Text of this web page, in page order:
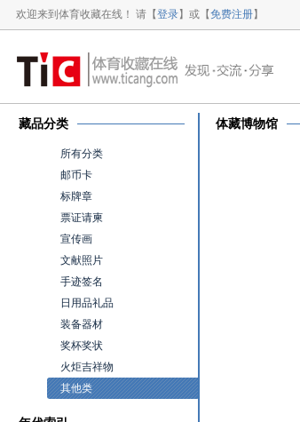
欢迎来到体育收藏在线！ 请【登录】或【免费注册】
藏品分类
所有分类
邮币卡
标牌章
票证请柬
宣传画
文献照片
手迹签名
日用品礼品
装备器材
奖杯奖状
火炬吉祥物
其他类
体藏博物馆